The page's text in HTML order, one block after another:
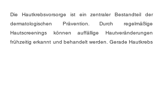
Die Hautkrebsvorsorge ist ein zentraler Bestandteil der
dermatologischen Prävention. Durch regelmäßige
Hautscreenings können auffällige Hautveränderungen
frühzeitig erkannt und behandelt werden. Gerade Hautkrebs